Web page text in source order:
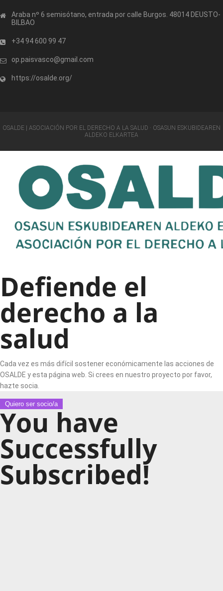
Araba nº 6 semisótano, entrada por calle Burgos. 48014 DEUSTO-
BILBAO
+34 94 600 99 47
op.paisvasco@gmail.com
https://osalde.org/
OSALDE | ASOCIACIÓN POR EL DERECHO A LA SALUD · OSASUN ESKUBIDEAREN
ALDEKO ELKARTEA
Defiende el
derecho a la
salud
Cada vez es más difícil sostener económicamente las acciones de
OSALDE y esta página web. Si crees en nuestro proyecto por favor,
hazte socia.
Quiero ser socio/a
You have
Successfully
Subscribed!